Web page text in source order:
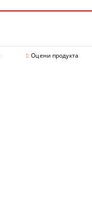
Оцени продукта